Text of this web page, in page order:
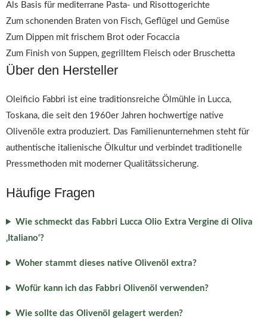
Als Basis für mediterrane Pasta- und Risottogerichte
Zum schonenden Braten von Fisch, Geflügel und Gemüse
Zum Dippen mit frischem Brot oder Focaccia
Zum Finish von Suppen, gegrilltem Fleisch oder Bruschetta
Über den Hersteller
Oleificio Fabbri ist eine traditionsreiche Ölmühle in Lucca,
Toskana, die seit den 1960er Jahren hochwertige native
Olivenöle extra produziert. Das Familienunternehmen steht für
authentische italienische Ölkultur und verbindet traditionelle
Pressmethoden mit moderner Qualitätssicherung.
Häufige Fragen
Wie schmeckt das Fabbri Lucca Olio Extra Vergine di Oliva
‚Italiano‘?
Woher stammt dieses native Olivenöl extra?
Wofür kann ich das Fabbri Olivenöl verwenden?
Wie sollte das Olivenöl gelagert werden?